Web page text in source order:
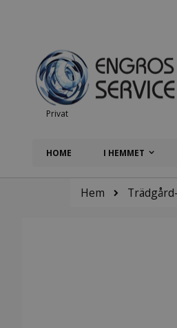
Privat
HOME I HEMMET
Hem